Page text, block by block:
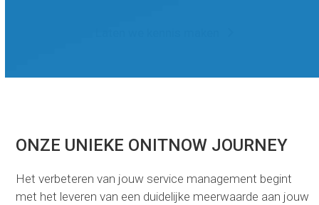
ONZE UNIEKE ONITNOW JOURNEY
Het verbeteren van jouw service management begint
met het leveren van een duidelijke meerwaarde aan jouw